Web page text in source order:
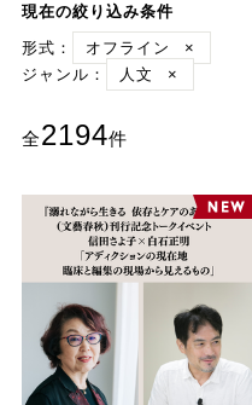
現在の絞り込み条件
形式：
オフライン
×
ジャンル：
人文 ×
全2194件